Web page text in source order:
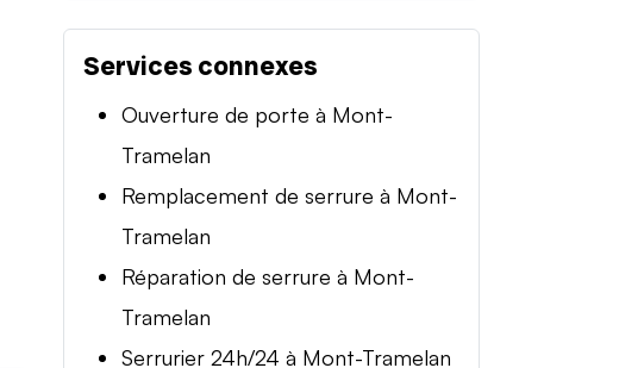
Services connexes
Ouverture de porte à Mont-
Tramelan
Remplacement de serrure à Mont-
Tramelan
Réparation de serrure à Mont-
Tramelan
Serrurier 24h/24 à Mont-Tramelan